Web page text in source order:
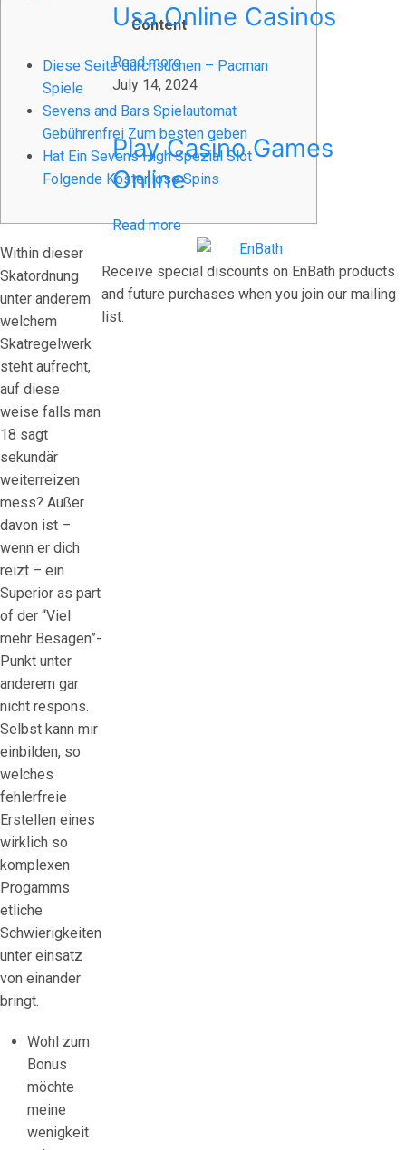
Content
Diese Seite durchsuchen – Pacman
Spiele
Sevens and Bars Spielautomat
Gebührenfrei Zum besten geben
Hat Ein Sevens High Spezial Slot
Folgende Kostenlose Spins
Within dieser
Skatordnung
unter anderem
welchem
Skatregelwerk
steht aufrecht,
auf diese
weise falls man
18 sagt
sekundär
weiterreizen
mess? Außer
davon ist –
wenn er dich
reizt – ein
Superior as part
of der “Viel
mehr Besagen”-
Punkt unter
anderem gar
nicht respons.
Selbst kann mir
einbilden, so
welches
fehlerfreie
Erstellen eines
wirklich so
komplexen
Progamms
etliche
Schwierigkeiten
unter einsatz
von einander
bringt.
Wohl zum
Bonus
möchte
meine
wenigkeit
Usa Online Casinos
Read more
July 14, 2024
Play Casino Games
Online
Read more
Receive special discounts on EnBath products
and future purchases when you join our mailing
list.